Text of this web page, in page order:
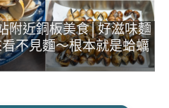
附近銅板美食│好滋味麵
不見麵～根本就是蛤蠣